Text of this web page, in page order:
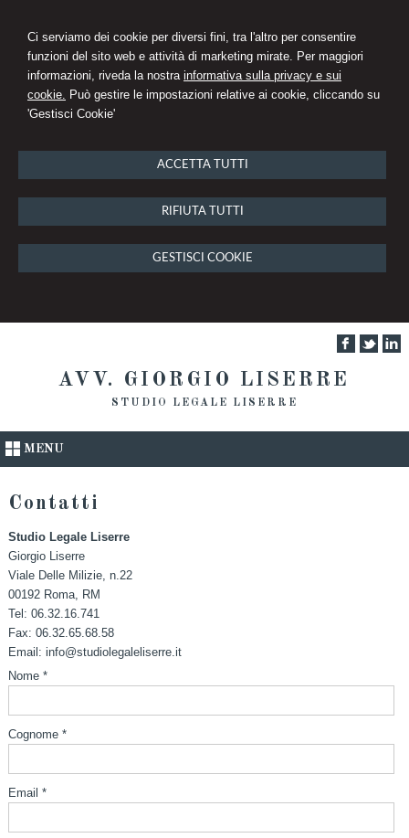
Ci serviamo dei cookie per diversi fini, tra l'altro per consentire
funzioni del sito web e attività di marketing mirate. Per maggiori
informazioni, riveda la nostra informativa sulla privacy e sui
cookie. Può gestire le impostazioni relative ai cookie, cliccando su
'Gestisci Cookie'
ACCETTA TUTTI
RIFIUTA TUTTI
GESTISCI COOKIE
AVV. GIORGIO LISERRE
STUDIO LEGALE LISERRE
MENU
Contatti
Studio Legale Liserre
Giorgio Liserre
Viale Delle Milizie, n.22
00192 Roma, RM
Tel: 06.32.16.741
Fax: 06.32.65.68.58
Email: info@studiolegaleliserre.it
Nome *
Cognome *
Email *